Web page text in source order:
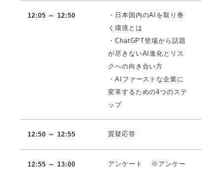
12:05 ～ 12:50
・日本国内のAIを取り巻
く環境とは
・ChatGPT登場から話題
が尽きないAI進化とリス
クへの向き合い方
・AIファーストな企業に
変革するための4つのステ
ップ
12:50 ～ 12:55 質疑応答
12:55 ～ 13:00
アンケート ※アンケー